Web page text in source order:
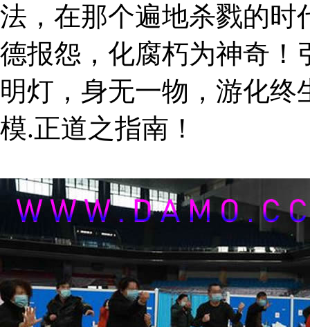
法，在那个遍地杀戮的时
德报怨，化腐朽为神奇！
明灯，身无一物，游化
模.正道之指南！